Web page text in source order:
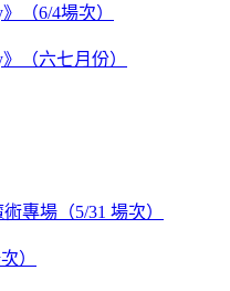
（6/4場次）
（六七月份）
專場（5/31 場次）
）